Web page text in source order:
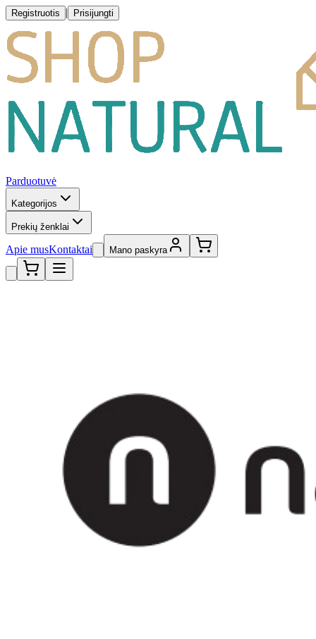
Registruotis | Prisijungti
Parduotuvė
Kategorijos
Prekių ženklai
Apie musKontaktai Mano paskyra